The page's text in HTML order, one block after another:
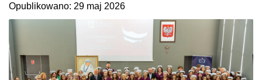
Opublikowano: 29 maj 2026